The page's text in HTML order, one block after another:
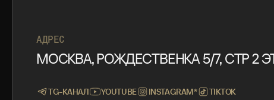
АДРЕС
МОСКВА, РОЖДЕСТВЕНКА 5/7, СТР 2
TG-КАНАЛ YOUTUBE INSTAGRAM* TIKTOK